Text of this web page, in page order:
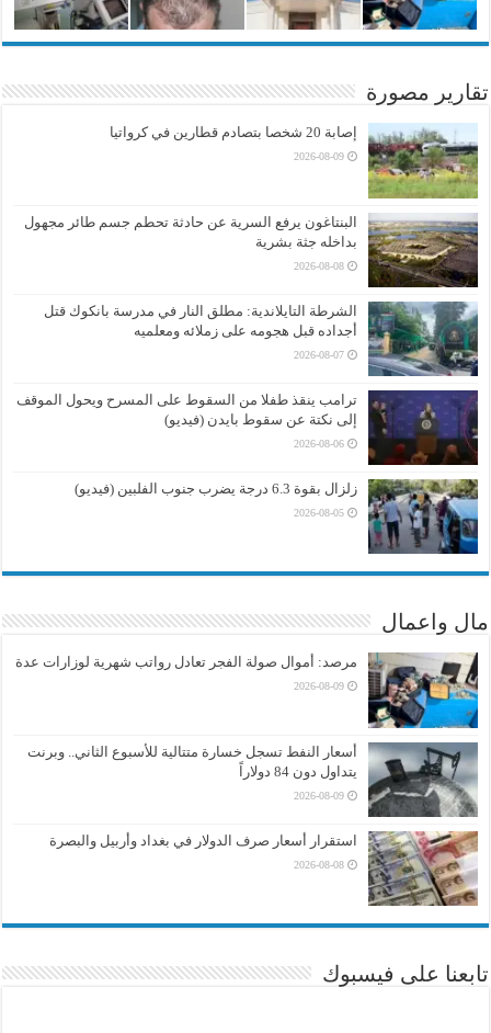
تقارير مصورة
إصابة 20 شخصا بتصادم قطارين في كرواتيا
2026-08-09
البنتاغون يرفع السرية عن حادثة تحطم جسم طائر مجهول
بداخله جثة بشرية
2026-08-08
الشرطة التايلاندية: مطلق النار في مدرسة بانكوك قتل
أجداده قبل هجومه على زملائه ومعلميه
2026-08-07
ترامب ينقذ طفلا من السقوط على المسرح ويحول الموقف
إلى نكتة عن سقوط بايدن (فيديو)
2026-08-06
زلزال بقوة 6.3 درجة يضرب جنوب الفلبين (فيديو)
2026-08-05
مال واعمال
مرصد: أموال صولة الفجر تعادل رواتب شهرية لوزارات عدة
2026-08-09
أسعار النفط تسجل خسارة متتالية للأسبوع الثاني.. وبرنت
يتداول دون 84 دولاراً
2026-08-09
استقرار أسعار صرف الدولار في بغداد وأربيل والبصرة
2026-08-08
تابعنا على فيسبوك